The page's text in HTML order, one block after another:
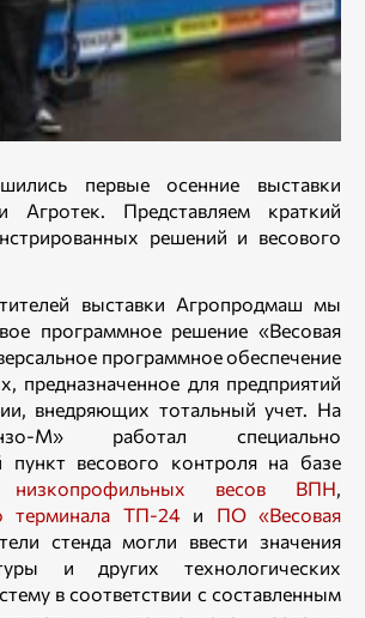
первые осенние выставки
Агротек. Представляем краткий
решений и весового
выставки Агропродмаш мы
программное решение «Весовая
программное обеспечение
предназначенное для предприятий
внедряющих тотальный учет. На
М» работал специально
пункт весового контроля на базе
низкопрофильных весов ВПН,
терминала ТП-24и ПО «Весовая
стенда могли ввести значения
и других технологических
в соответствии с составленным